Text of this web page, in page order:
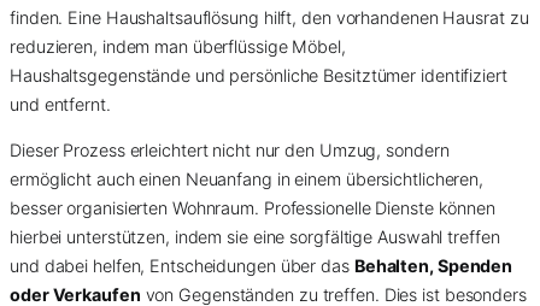
finden. Eine Haushaltsauflösung hilft, den vorhandenen Hausrat zu
reduzieren, indem man überflüssige Möbel,
Haushaltsgegenstände und persönliche Besitztümer identifiziert
und entfernt.
Dieser Prozess erleichtert nicht nur den Umzug, sondern
ermöglicht auch einen Neuanfang in einem übersichtlicheren,
besser organisierten Wohnraum. Professionelle Dienste können
hierbei unterstützen, indem sie eine sorgfältige Auswahl treffen
und dabei helfen, Entscheidungen über das Behalten, Spenden
oder Verkaufen von Gegenständen zu treffen. Dies ist besonders